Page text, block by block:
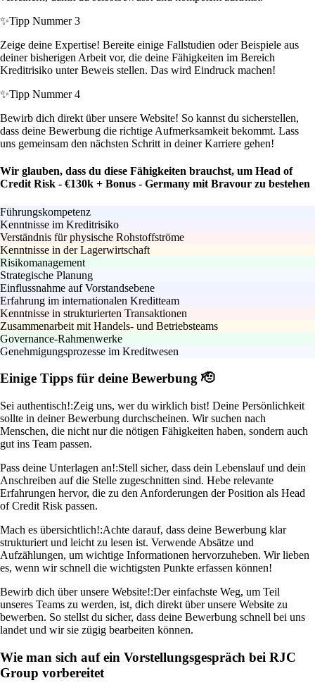
✨Tipp Nummer 3
Zeige deine Expertise! Bereite einige Fallstudien oder Beispiele aus
deiner bisherigen Arbeit vor, die deine Fähigkeiten im Bereich
Kreditrisiko unter Beweis stellen. Das wird Eindruck machen!
✨Tipp Nummer 4
Bewirb dich direkt über unsere Website! So kannst du sicherstellen,
dass deine Bewerbung die richtige Aufmerksamkeit bekommt. Lass
uns gemeinsam den nächsten Schritt in deiner Karriere gehen!
Wir glauben, dass du diese Fähigkeiten brauchst, um Head of
Credit Risk - €130k + Bonus - Germany mit Bravour zu bestehen
Führungskompetenz
Kenntnisse im Kreditrisiko
Verständnis für physische Rohstoffströme
Kenntnisse in der Lagerwirtschaft
Risikomanagement
Strategische Planung
Einflussnahme auf Vorstandsebene
Erfahrung im internationalen Kreditteam
Kenntnisse in strukturierten Transaktionen
Zusammenarbeit mit Handels- und Betriebsteams
Governance-Rahmenwerke
Genehmigungsprozesse im Kreditwesen
Einige Tipps für deine Bewerbung 🫡
Sei authentisch!:Zeig uns, wer du wirklich bist! Deine Persönlichkeit
sollte in deiner Bewerbung durchscheinen. Wir suchen nach
Menschen, die nicht nur die nötigen Fähigkeiten haben, sondern auch
gut ins Team passen.
Pass deine Unterlagen an!:Stell sicher, dass dein Lebenslauf und dein
Anschreiben auf die Stelle zugeschnitten sind. Hebe relevante
Erfahrungen hervor, die zu den Anforderungen der Position als Head
of Credit Risk passen.
Mach es übersichtlich!:Achte darauf, dass deine Bewerbung klar
strukturiert und leicht zu lesen ist. Verwende Absätze und
Aufzählungen, um wichtige Informationen hervorzuheben. Wir lieben
es, wenn wir schnell die wichtigsten Punkte erfassen können!
Bewirb dich über unsere Website!:Der einfachste Weg, um Teil
unseres Teams zu werden, ist, dich direkt über unsere Website zu
bewerben. So stellst du sicher, dass deine Bewerbung schnell bei uns
landet und wir sie zügig bearbeiten können.
Wie man sich auf ein Vorstellungsgespräch bei RJC
Group vorbereitet